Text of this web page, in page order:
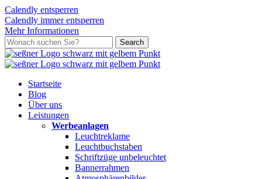
Calendly entsperren
Calendly immer entsperren
Mehr Informationen
Skip
to
main
Search
Close
Search
search
Menu
Startseite
Blog
Über uns
Leistungen
Werbeanlagen
Leuchtreklame
Leuchtbuchstaben
Schriftzüge unbeleuchtet
Bannerrahmen